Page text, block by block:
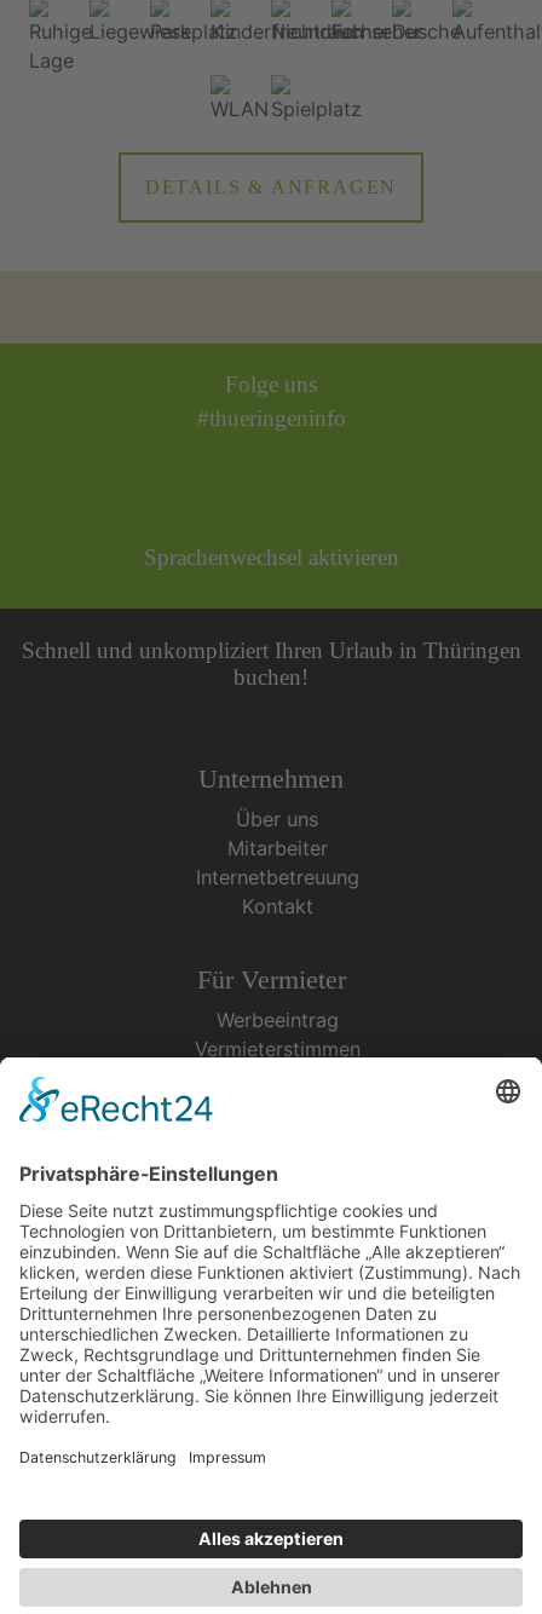
DETAILS & ANFRAGEN
Folge uns
#thueringeninfo
Sprachenwechsel aktivieren
Schnell und unkompliziert Ihren Urlaub in Thüringen
buchen!
Unternehmen
Über uns
Mitarbeiter
Internetbetreuung
Kontakt
Für Vermieter
Werbeeintrag
Vermieterstimmen
Urlaubsservice
Bücher, Karten & CD's
Ihre Anreise
Wetter
Links
Nutzungsbedingungen
Datenschutz
Reiseoasen.de